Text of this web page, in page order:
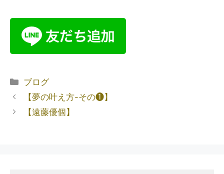
ブログ
【夢の叶え方-その❶】
【遠藤優個】